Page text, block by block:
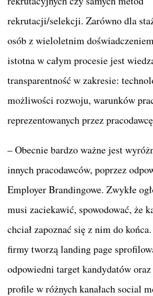
rekrutacji/selekcji. Zarówno dla
osób z wieloletnim
istotna w całym procesie jest
transparentność w zakresie:
możliwości rozwoju, warunków
reprezentowanych przez
– Obecnie bardzo ważne jest
innych pracodawców, poprzez
Employer Brandingowe. Zwykłe
musi zaciekawić, spowodować, że
chciał zapoznać się z nim do
firmy tworzą landing page
odpowiedni target kandydatów
profile w różnych kanałach social